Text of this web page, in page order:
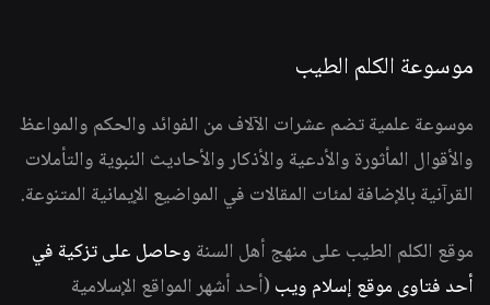
موسوعة الكلم الطيب
موسوعة علمية تضم عشرات الآلاف من الفوائد والحكم والمواعظ
والأقوال المأثورة والأدعية والأذكار والأحاديث النبوية والتأملات
القرآنية بالإضافة لمئات المقالات في المواضيع الإيمانية المتنوعة.
موقع الكلم الطيب على منهج أهل السنة وحاصل على تزكية في
أحد فتاوى موقع إسلام ويب (أحد أشهر المواقع الإسلامية